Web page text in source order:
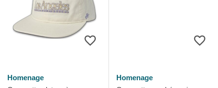
Homenage
Homenage